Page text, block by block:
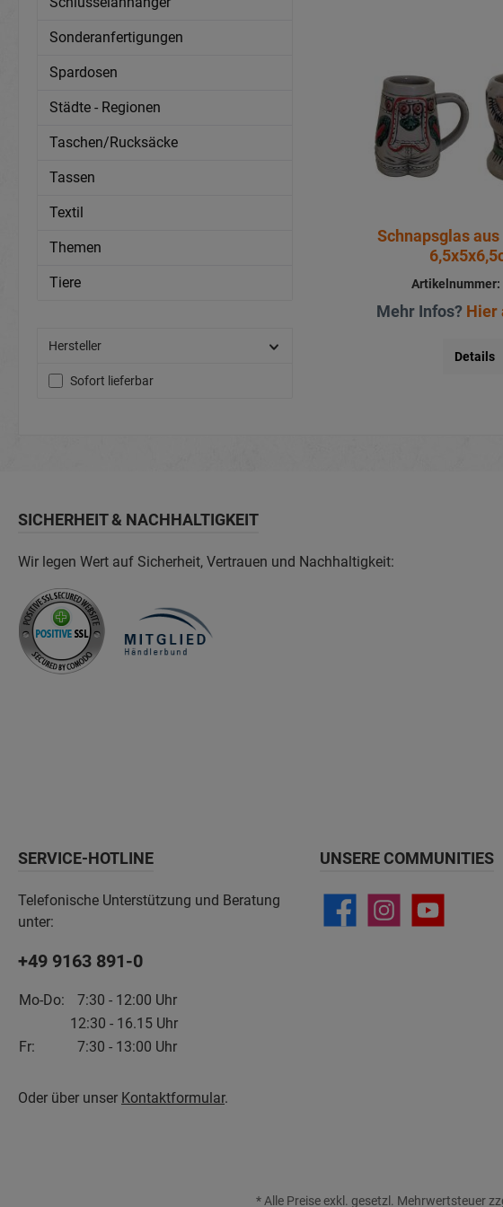
Sonderanfertigungen
Spardosen
Städte - Regionen
Taschen/Rucksäcke
Tassen
Textil
Themen
Tiere
Hersteller
Sofort lieferbar
Schnapsglas
Artikelnummer:
Mehr Infos? Hier
Details
SICHERHEIT & NACHHALTIGKEIT
Wir legen Wert auf Sicherheit, Vertrauen und Nachhaltigkeit:
SERVICE-HOTLINE
Telefonische Unterstützung und Beratung
unter:
+49 9163 891-0
Mo-Do:
7:30 - 12:00 Uhr
12:30 - 16.15 Uhr
Fr:
7:30 - 13:00 Uhr
Oder über unser Kontaktformular.
UNSERE COMMUNITIES
* Alle Preise exkl. gesetzl. Mehrwertsteuer